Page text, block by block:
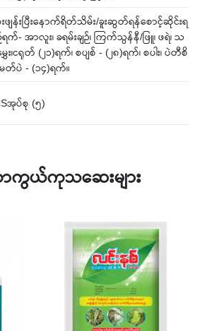
ဖျန်းပြီးနောက်ရိတ်သိမ်း/ခူးဆွတ်ရန်စောင့်ဆိုင်းရ
က်- အာလူး၊ ခရမ်းချဉ်၊ ကြက်သွန်နီ/ဖြူ၊ ဖရဲ၊ သ
ေး၊ငရုတ် (၂၁)ရက်၊ စပျစ် - (၂၈)ရက်၊ စပါး၊ ပဲတီစိ
မတ်ပဲ - (၁၄)ရက်။
အုပ်စု (၅)
ာကွယ်ကုသဆေးများ